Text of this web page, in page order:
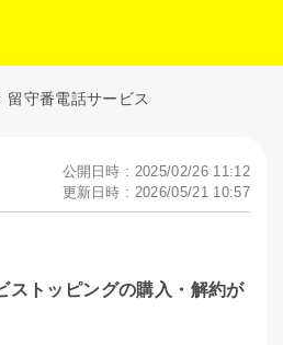
留守番電話サービス
公開日時 : 2025/02/26 11:12
更新日時 : 2026/05/21 10:57
ストッピングの購入・解約が